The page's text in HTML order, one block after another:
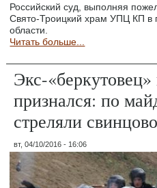
Российский суд, выполняя
Свято-Троицкий храм УПЦ КП в
области.
Читать больше...
Экс-
признался: по
стреляли
вт, 04/10/2016 - 16:06